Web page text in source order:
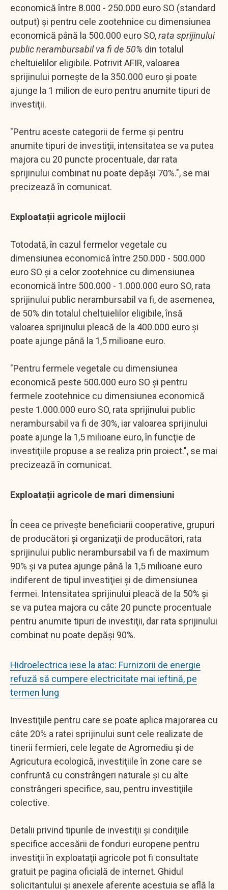
economică între 8.000 - 250.000 euro SO (standard
output) şi pentru cele zootehnice cu dimensiunea
economică până la 500.000 euro SO,rata sprijinului
public nerambursabil va fi de 50% din totalul
cheltuielilor eligibile. Potrivit AFIR, valoarea
sprijinului porneşte de la 350.000 euro şi poate
ajunge la 1 milion de euro pentru anumite tipuri de
investiţii.
"Pentru aceste categorii de ferme şi pentru
anumite tipuri de investiţii, intensitatea se va putea
majora cu 20 puncte procentuale, dar rata
sprijinului combinat nu poate depăşi 70%.", se mai
precizează în comunicat.
Exploatații agricole mijlocii
Totodată, în cazul fermelor vegetale cu
dimensiunea economică între 250.000 - 500.000
euro SO şi a celor zootehnice cu dimensiunea
economică între 500.000 - 1.000.000 euro SO, rata
sprijinului public nerambursabil va fi, de asemenea,
de 50% din totalul cheltuielilor eligibile, însă
valoarea sprijinului pleacă de la 400.000 euro şi
poate ajunge până la 1,5 milioane euro.
"Pentru fermele vegetale cu dimensiunea
economică peste 500.000 euro SO şi pentru
fermele zootehnice cu dimensiunea economică
peste 1.000.000 euro SO, rata sprijinului public
nerambursabil va fi de 30%, iar valoarea sprijinului
poate ajunge la 1,5 milioane euro, în funcţie de
investiţiile propuse a se realiza prin proiect.", se mai
precizează în comunicat.
Exploatații agricole de mari dimensiuni
În ceea ce priveşte beneficiarii cooperative, grupuri
de producători şi organizaţii de producători, rata
sprijinului public nerambursabil va fi de maximum
90% şi va putea ajunge până la 1,5 milioane euro
indiferent de tipul investiţiei şi de dimensiunea
fermei. Intensitatea sprijinului pleacă de la 50% şi
se va putea majora cu câte 20 puncte procentuale
pentru anumite tipuri de investiţii, dar rata sprijinului
combinat nu poate depăşi 90%.
Hidroelectrica iese la atac: Furnizorii de energie
refuză să cumpere electricitate mai ieftină, pe
termen lung
Investiţiile pentru care se poate aplica majorarea cu
câte 20% a ratei sprijinului sunt cele realizate de
tinerii fermieri, cele legate de Agromediu şi de
Agricutura ecologică, investiţiile în zone care se
confruntă cu constrângeri naturale şi cu alte
constrângeri specifice, sau, pentru investiţiile
colective.
Detalii privind tipurile de investiţii şi condiţiile
specifice accesării de fonduri europene pentru
investiţii în exploataţii agricole pot fi consultate
gratuit pe pagina oficială de internet. Ghidul
solicitantului şi anexele aferente acestuia se află la